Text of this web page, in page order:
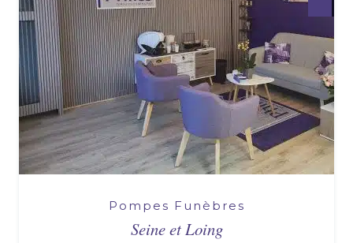
Pompes Funèbres
Seine et Loing